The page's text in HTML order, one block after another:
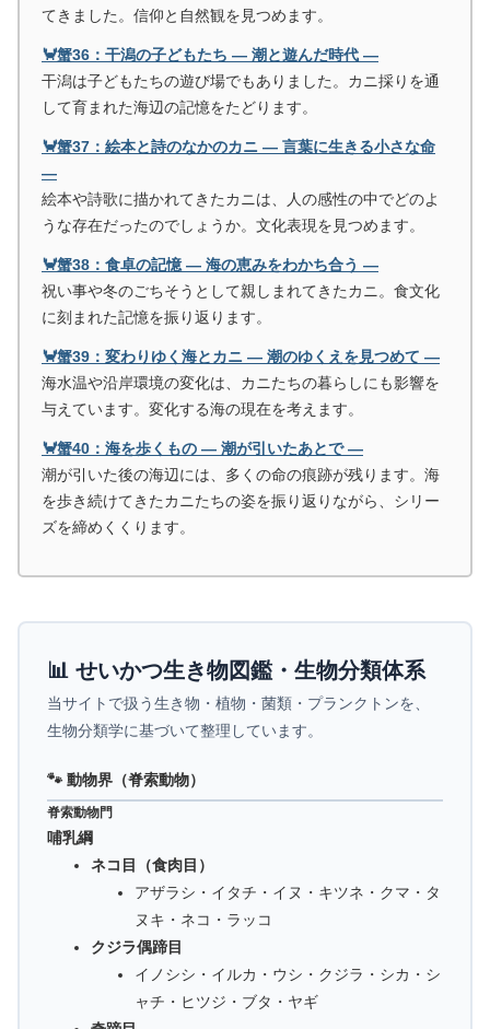
てきました。信仰と自然観を見つめます。
🦀蟹36：干潟の子どもたち ― 潮と遊んだ時代 ―
干潟は子どもたちの遊び場でもありました。カニ採りを通
して育まれた海辺の記憶をたどります。
🦀蟹37：絵本と詩のなかのカニ ― 言葉に生きる小さな命
―
絵本や詩歌に描かれてきたカニは、人の感性の中でどのよ
うな存在だったのでしょうか。文化表現を見つめます。
🦀蟹38：食卓の記憶 ― 海の恵みをわかち合う ―
祝い事や冬のごちそうとして親しまれてきたカニ。食文化
に刻まれた記憶を振り返ります。
🦀蟹39：変わりゆく海とカニ ― 潮のゆくえを見つめて ―
海水温や沿岸環境の変化は、カニたちの暮らしにも影響を
与えています。変化する海の現在を考えます。
🦀蟹40：海を歩くもの ― 潮が引いたあとで ―
潮が引いた後の海辺には、多くの命の痕跡が残ります。海
を歩き続けてきたカニたちの姿を振り返りながら、シリー
ズを締めくくります。
📊 せいかつ生き物図鑑・生物分類体系
当サイトで扱う生き物・植物・菌類・プランクトンを、
生物分類学に基づいて整理しています。
🐾 動物界（脊索動物）
脊索動物門
哺乳綱
ネコ目（食肉目）
アザラシ・イタチ・イヌ・キツネ・クマ・タ
ヌキ・ネコ・ラッコ
クジラ偶蹄目
イノシシ・イルカ・ウシ・クジラ・シカ・シ
ャチ・ヒツジ・ブタ・ヤギ